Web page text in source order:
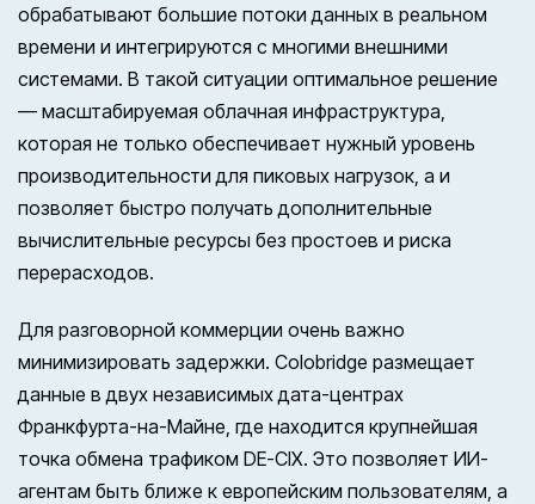
обрабатывают большие потоки данных в реальном
времени и интегрируются с многими внешними
системами. В такой ситуации оптимальное решение
— масштабируемая облачная инфраструктура,
которая не только обеспечивает нужный уровень
производительности для пиковых нагрузок, а и
позволяет быстро получать дополнительные
вычислительные ресурсы без простоев и риска
перерасходов.
Для разговорной коммерции очень важно
минимизировать задержки. Colobridge размещает
данные в двух независимых дата-центрах
Франкфурта-на-Майне, где находится крупнейшая
точка обмена трафиком DE-CIX. Это позволяет ИИ-
агентам быть ближе к европейским пользователям, а